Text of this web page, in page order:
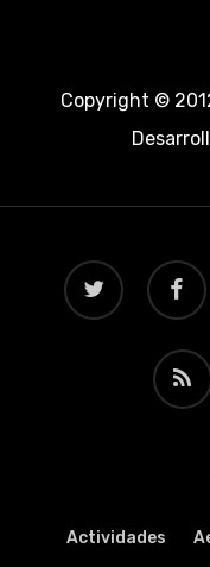
Copyright ©
twitter facebook
RSS
Actividades